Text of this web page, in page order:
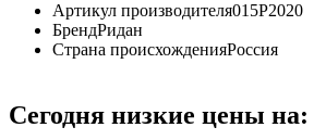
Артикул производителя015P2020
БрендРидан
Страна происхожденияРоссия
Сегодня низкие цены на: